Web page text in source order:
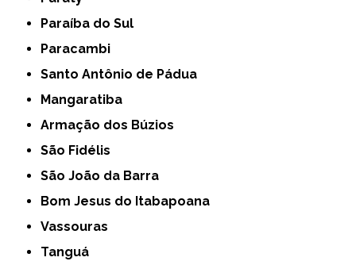
Paraíba do Sul
Paracambi
Santo Antônio de Pádua
Mangaratiba
Armação dos Búzios
São Fidélis
São João da Barra
Bom Jesus do Itabapoana
Vassouras
Tanguá